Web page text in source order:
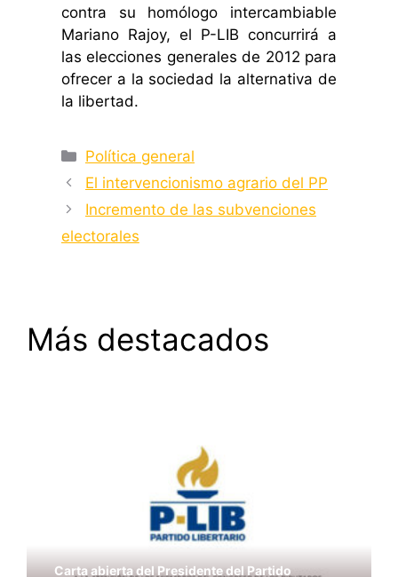
contra su homólogo intercambiable
Mariano Rajoy, el P-LIB concurrirá a
las elecciones generales de 2012 para
ofrecer a la sociedad la alternativa de
la libertad.
Categorías
Política general
El intervencionismo agrario del PP
Incremento de las subvenciones
electorales
Más destacados
#DirectoPLIB: El Modelo Nórdico
Carta abierta del Presidente del Partido